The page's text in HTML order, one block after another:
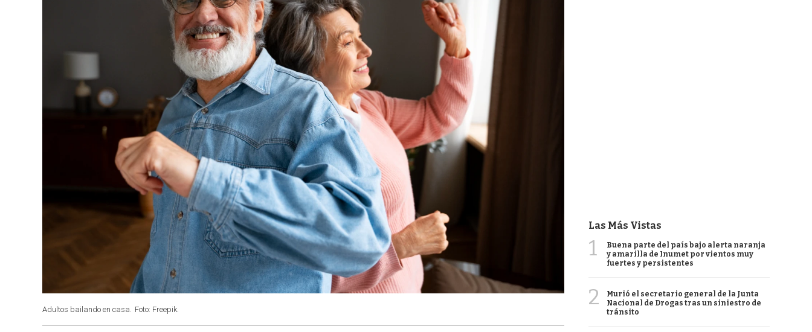
Adultos bailando en casa. Foto: Freepik.
Las Más Vistas
1
Buena parte del país bajo alerta naranja
y amarilla de Inumet por vientos muy
fuertes y persistentes
2
Murió el secretario general de la Junta
Nacional de Drogas tras un siniestro de
tránsito